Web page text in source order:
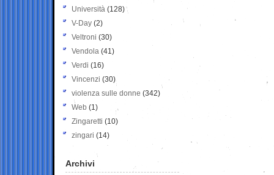
Università (128)
V-Day (2)
Veltroni (30)
Vendola (41)
Verdi (16)
Vincenzi (30)
violenza sulle donne (342)
Web (1)
Zingaretti (10)
zingari (14)
Archivi